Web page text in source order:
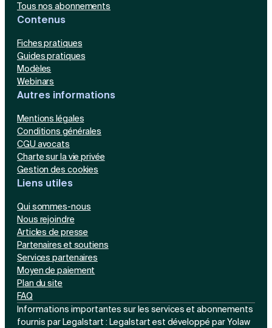
Tous nos abonnements
Contenus
Fiches pratiques
Guides pratiques
Modèles
Webinars
Autres informations
Mentions légales
Conditions générales
CGU avocats
Charte sur la vie privée
Gestion des cookies
Liens utiles
Qui sommes-nous
Nous rejoindre
Articles de presse
Partenaires et soutiens
Services partenaires
Moyen de paiement
Plan du site
FAQ
Informations importantes sur les services et abonnements
fournis par Legalstart : Legalstart est développé par Yolaw